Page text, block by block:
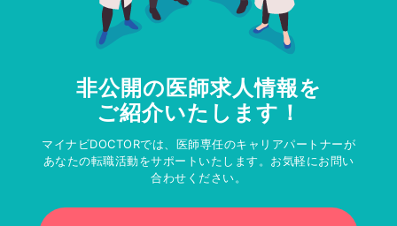
非公開の医師求人情報を
ご紹介いたします！
マイナビDOCTORでは、医師専任のキャリアパートナーが
あなたの転職活動をサポートいたします。お気軽にお問い
合わせください。